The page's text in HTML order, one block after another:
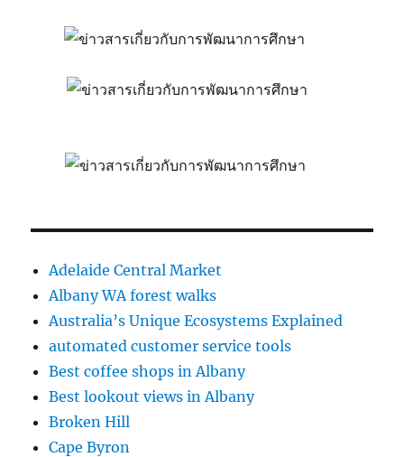
Adelaide Central Market
Albany WA forest walks
Australia’s Unique Ecosystems Explained
automated customer service tools
Best coffee shops in Albany
Best lookout views in Albany
Broken Hill
Cape Byron